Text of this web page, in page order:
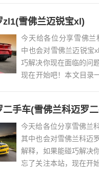
zl1(雪佛兰迈锐宝xl)
今天给各位分享雪佛
中也会对雪佛兰迈锐宝
巧解决你现在面临的问
现在开始吧！本文目录
二手车(雪佛兰科迈罗
今天给各位分享雪佛兰
其中也会对雪佛兰科迈
解释，如果能碰巧解决
忘了关注本站，现在开